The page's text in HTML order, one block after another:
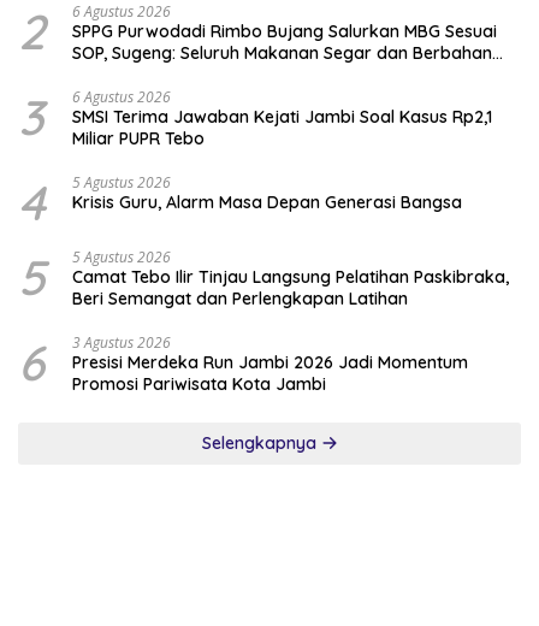
2 6 Agustus 2026
SPPG Purwodadi Rimbo Bujang Salurkan MBG Sesuai
SOP, Sugeng: Seluruh Makanan Segar dan Berbahan
3 6 Agustus 2026
SMSI Terima Jawaban Kejati Jambi Soal Kasus Rp2,1
Miliar PUPR Tebo
4 5 Agustus 2026
Krisis Guru, Alarm Masa Depan Generasi Bangsa
5 5 Agustus 2026
Camat Tebo Ilir Tinjau Langsung Pelatihan Paskibraka,
Beri Semangat dan Perlengkapan Latihan
6 3 Agustus 2026
Presisi Merdeka Run Jambi 2026 Jadi Momentum
Promosi Pariwisata Kota Jambi
Selengkapnya